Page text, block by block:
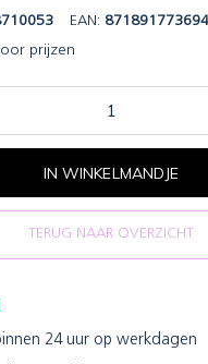
EAN:
prijzen
IN WINKELMANDJE
TERUG NAAR OVERZICHT
24 uur op werkdagen